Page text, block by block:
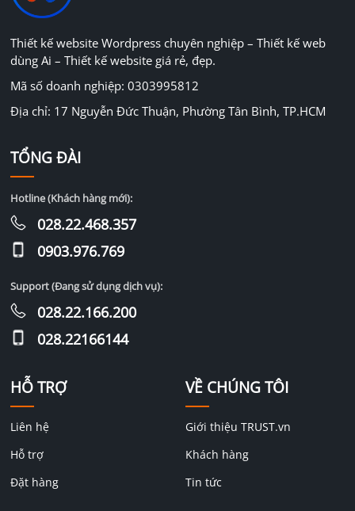
Thiết kế website Wordpress chuyên nghiệp – Thiết kế web
dùng Ai – Thiết kế website giá rẻ, đẹp.
Mã số doanh nghiệp: 0303995812
Địa chỉ: 17 Nguyễn Đức Thuận, Phường Tân Bình, TP.HCM
HỖ TRỢ
Liên hệ
Hỗ trợ
Đặt hàng
VỀ CHÚNG TÔI
Giới thiệu TRUST.vn
Khách hàng
Tin tức
TỔNG ĐÀI
Hotline (Khách hàng mới):
028.22.468.357
0903.976.769
Support (Đang sử dụng dịch vụ):
028.22.166.200
028.22166144